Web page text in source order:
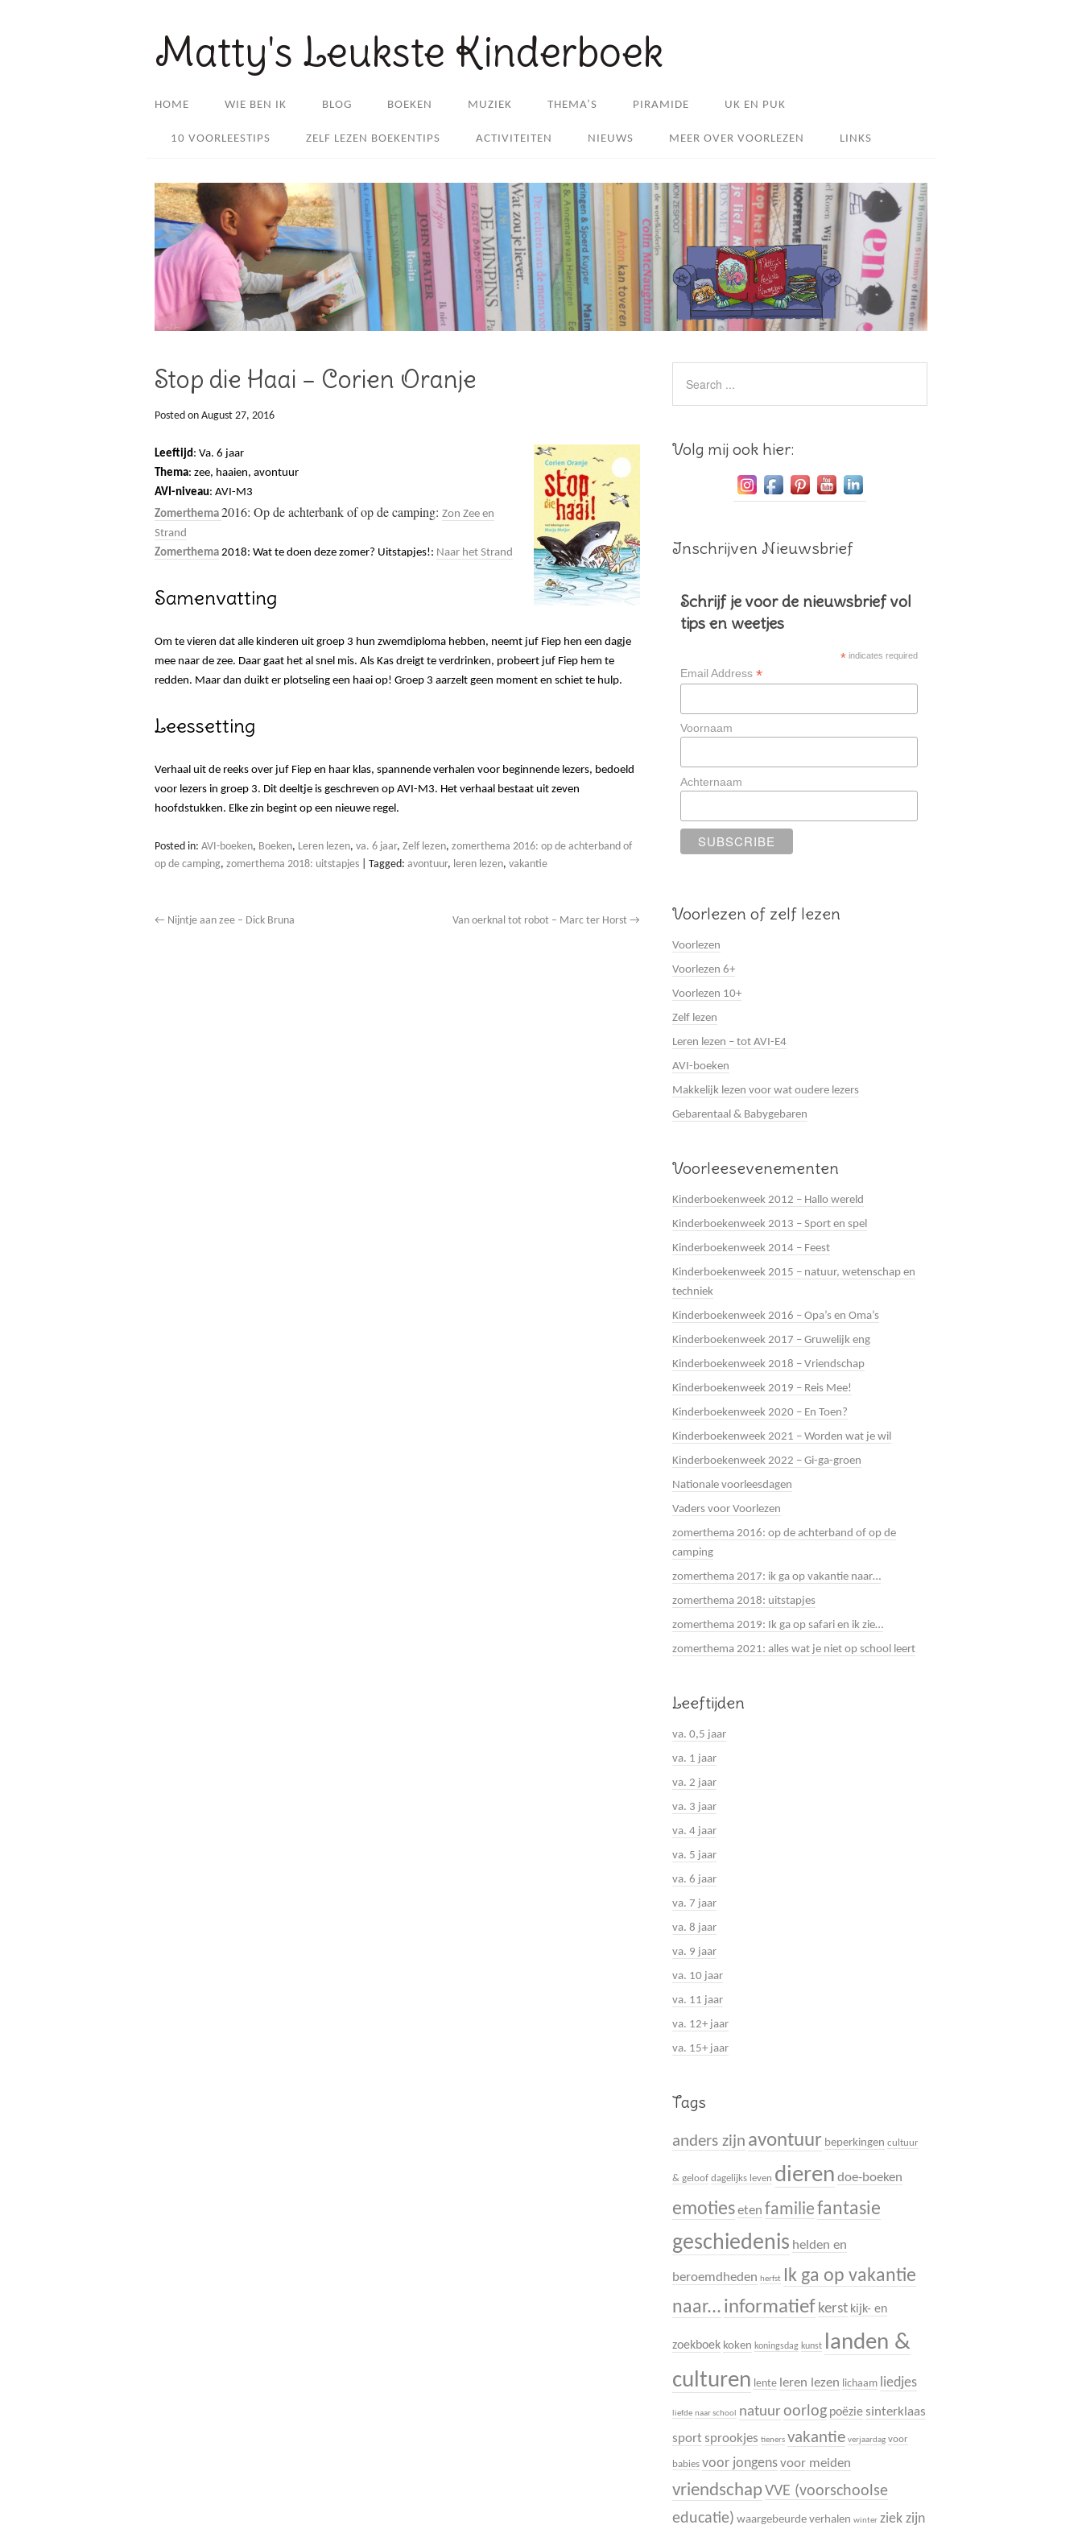
Matty's Leukste Kinderboek
HOME WIE BEN IK BLOG BOEKEN MUZIEK THEMA’S PIRAMIDE UK EN PUK
10 VOORLEESTIPS ZELF LEZEN BOEKENTIPS ACTIVITEITEN NIEUWS MEER OVER VOORLEZEN LINKS
Stop die Haai – Corien Oranje
Posted on August 27, 2016
Leeftijd: Va. 6 jaar
Thema: zee, haaien, avontuur
AVI-niveau: AVI-M3
Zomerthema 2016: Op de achterbank of op de camping: Zon Zee en
Strand
Zomerthema 2018: Wat te doen deze zomer? Uitstapjes!: Naar het Strand
Samenvatting
Om te vieren dat alle kinderen uit groep 3 hun zwemdiploma hebben, neemt juf Fiep hen een dagje
mee naar de zee. Daar gaat het al snel mis. Als Kas dreigt te verdrinken, probeert juf Fiep hem te
redden. Maar dan duikt er plotseling een haai op! Groep 3 aarzelt geen moment en schiet te hulp.
Leessetting
Verhaal uit de reeks over juf Fiep en haar klas, spannende verhalen voor beginnende lezers, bedoeld
voor lezers in groep 3. Dit deeltje is geschreven op AVI-M3. Het verhaal bestaat uit zeven
hoofdstukken. Elke zin begint op een nieuwe regel.
Posted in: AVI-boeken, Boeken, Leren lezen, va. 6 jaar, Zelf lezen, zomerthema 2016: op de achterband of
op de camping, zomerthema 2018: uitstapjes Tagged: avontuur, leren lezen, vakantie
← Nijntje aan zee – Dick Bruna Van oerknal tot robot – Marc ter Horst→
Volg mij ook hier:
Inschrijven Nieuwsbrief
Schrijf je voor de nieuwsbrief vol
tips en weetjes
*indicates required
Email Address *
Voornaam
Achternaam
Voorlezen of zelf lezen
Voorlezen
Voorlezen 6+
Voorlezen 10+
Zelf lezen
Leren lezen – tot AVI-E4
AVI-boeken
Makkelijk lezen voor wat oudere lezers
Gebarentaal & Babygebaren
Voorleesevenementen
Kinderboekenweek 2012 – Hallo wereld
Kinderboekenweek 2013 – Sport en spel
Kinderboekenweek 2014 – Feest
Kinderboekenweek 2015 – natuur, wetenschap en
techniek
Kinderboekenweek 2016 – Opa’s en Oma’s
Kinderboekenweek 2017 – Gruwelijk eng
Kinderboekenweek 2018 – Vriendschap
Kinderboekenweek 2019 – Reis Mee!
Kinderboekenweek 2020 – En Toen?
Kinderboekenweek 2021 – Worden wat je wil
Kinderboekenweek 2022 – Gi-ga-groen
Nationale voorleesdagen
Vaders voor Voorlezen
zomerthema 2016: op de achterband of op de
camping
zomerthema 2017: ik ga op vakantie naar…
zomerthema 2018: uitstapjes
zomerthema 2019: Ik ga op safari en ik zie…
zomerthema 2021: alles wat je niet op school leert
Leeftijden
va. 0,5 jaar
va. 1 jaar
va. 2 jaar
va. 3 jaar
va. 4 jaar
va. 5 jaar
va. 6 jaar
va. 7 jaar
va. 8 jaar
va. 9 jaar
va. 10 jaar
va. 11 jaar
va. 12+ jaar
va. 15+ jaar
Tags
anders zijn avontuur beperkingen cultuur
& geloof dagelijks leven dieren doe-boeken
emotieseten familie fantasie
geschiedenis helden en
beroemdheden herfst
Ik ga op vakantie
naar... informatief kerst kijk- en
zoekboek koken koningsdag kunst
landen &
culturen lente leren lezen lichaam liedjes
liefde naar school natuur oorlog poëzie sinterklaas
sport sprookjes tieners vakantie verjaardag voor
babies voor jongensvoor meiden
vriendschapVVE (voorschoolse
educatie) waargebeurde verhalen winter ziek zijn